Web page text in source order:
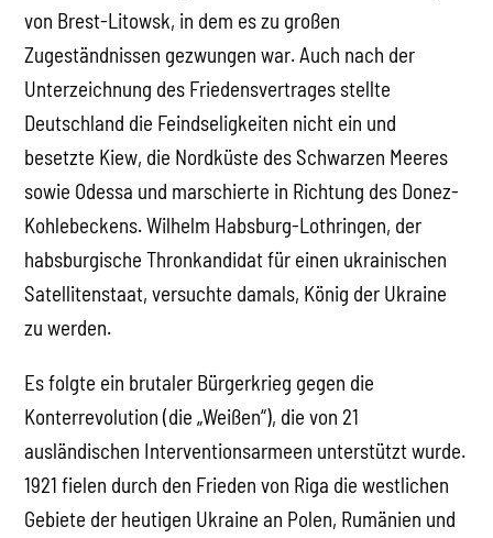
von Brest-Litowsk, in dem es zu großen
Zugeständnissen gezwungen war. Auch nach der
Unterzeichnung des Friedensvertrages stellte
Deutschland die Feindseligkeiten nicht ein und
besetzte Kiew, die Nordküste des Schwarzen Meeres
sowie Odessa und marschierte in Richtung des Donez-
Kohlebeckens. Wilhelm Habsburg-Lothringen, der
habsburgische Thronkandidat für einen ukrainischen
Satellitenstaat, versuchte damals, König der Ukraine
zu werden.
Es folgte ein brutaler Bürgerkrieg gegen die
Konterrevolution (die „Weißen“), die von 21
ausländischen Interventionsarmeen unterstützt wurde.
1921 fielen durch den Frieden von Riga die westlichen
Gebiete der heutigen Ukraine an Polen, Rumänien und